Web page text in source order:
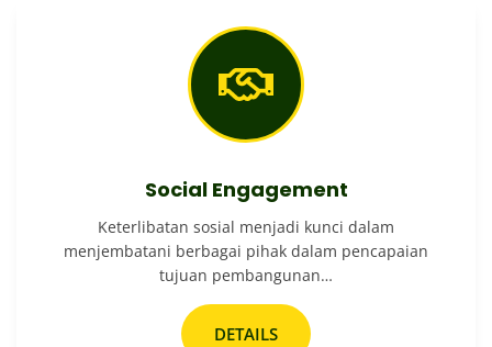
Social Engagement
Keterlibatan sosial menjadi kunci dalam
menjembatani berbagai pihak dalam pencapaian
tujuan pembangunan…
DETAILS